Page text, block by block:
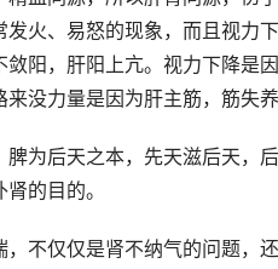
火、易怒的现象，而且视力
阳，肝阳上亢。视力下降是
没力量是因为肝主筋，筋失
为后天之本，先天滋后天，
的目的。
不仅仅是肾不纳气的问题，